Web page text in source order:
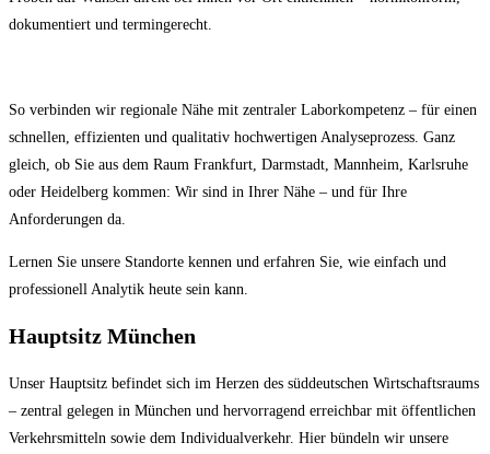
dokumentiert und termingerecht.
So verbinden wir regionale Nähe mit zentraler Laborkompetenz – für einen
schnellen, effizienten und qualitativ hochwertigen Analyseprozess. Ganz
gleich, ob Sie aus dem Raum Frankfurt, Darmstadt, Mannheim, Karlsruhe
oder Heidelberg kommen: Wir sind in Ihrer Nähe – und für Ihre
Anforderungen da.
Lernen Sie unsere Standorte kennen und erfahren Sie, wie einfach und
professionell Analytik heute sein kann.
Hauptsitz München
Unser Hauptsitz befindet sich im Herzen des süddeutschen Wirtschaftsraums
– zentral gelegen in München und hervorragend erreichbar mit öffentlichen
Verkehrsmitteln sowie dem Individualverkehr. Hier bündeln wir unsere